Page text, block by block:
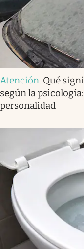
Atención. Qué
según la
personalidad